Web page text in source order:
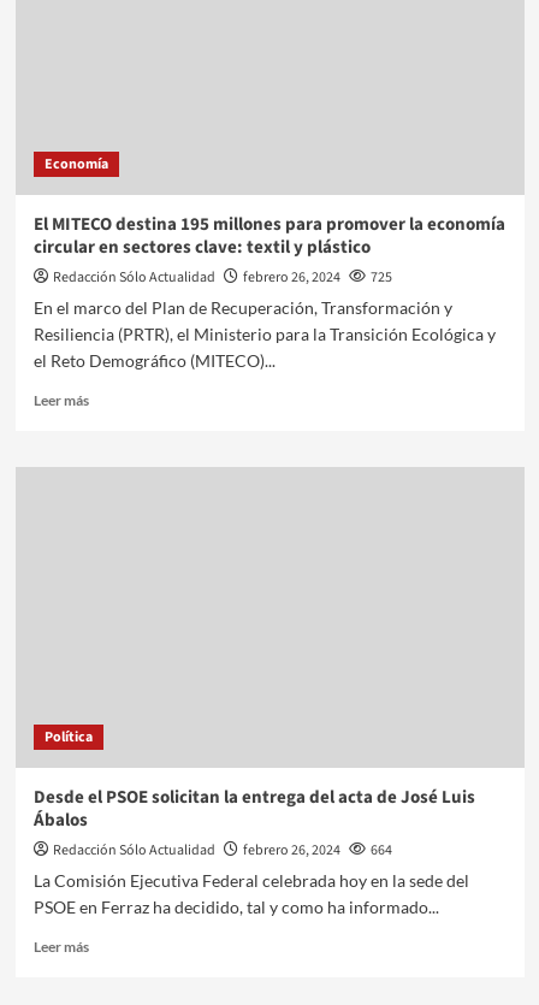
Economía
El MITECO destina 195 millones para promover la economía
circular en sectores clave: textil y plástico
Redacción Sólo Actualidad febrero 26, 2024
725
En el marco del Plan de Recuperación, Transformación y
Resiliencia (PRTR), el Ministerio para la Transición Ecológica y
el Reto Demográfico (MITECO)...
Leer más
Política
Desde el PSOE solicitan la entrega del acta de José Luis
Ábalos
Redacción Sólo Actualidad febrero 26, 2024
664
La Comisión Ejecutiva Federal celebrada hoy en la sede del
PSOE en Ferraz ha decidido, tal y como ha informado...
Leer más